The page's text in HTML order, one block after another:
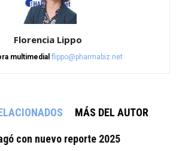
Florencia Lippo
multimedial flippo@pharmabiz.net
MÁS DEL AUTOR
con nuevo reporte 2025